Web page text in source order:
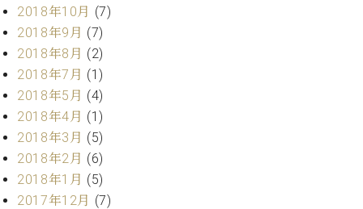
シ
ョ
ナ
ル
W.
ホ
フ
マ
ン
ト
：
八
王
子
・
技
術
営
業
セ
ン
タ
2018年10月 (7)
2018年9月 (7)
2018年8月 (2)
2018年7月 (1)
2018年5月 (4)
2018年4月 (1)
2018年3月 (5)
2018年2月 (6)
2018年1月 (5)
2017年12月 (7)